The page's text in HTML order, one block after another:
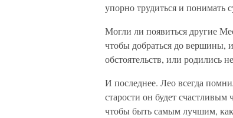
упорно трудиться и понимать
Могли ли появиться другие
чтобы добраться до вершины,
обстоятельств, или родились
И последнее. Лео всегда
старости он будет счастливым
чтобы быть самым лучшим,